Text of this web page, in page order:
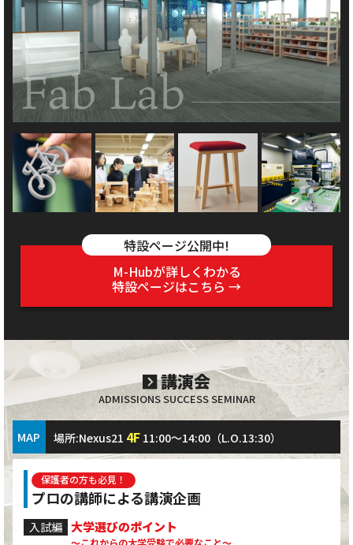
特設ページ公開中!
M-Hubが詳しくわかる
特設ページはこちら →
講演会
ADMISSIONS SUCCESS SEMINAR
MAP 場所:Nexus21 4F 11:00～14:00（L.O.13:30）
保護者の方も必見！
プロの講師による講演企画
入試編 大学選びのポイント
～これからの大学受験で必要なこと～